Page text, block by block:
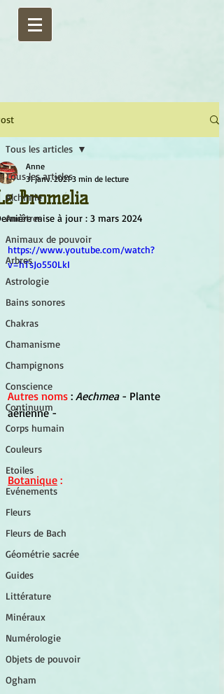
Tous les articles
Alchimie
Ancêtres
Animaux de pouvoir
Arbres
Astrologie
Bains sonores
Chakras
Chamanisme
Champignons
Conscience
Continuum
Corps humain
Couleurs
Etoiles
Evénements
Fleurs
Fleurs de Bach
Géométrie sacrée
Guides
Littérature
Minéraux
Numérologie
Objets de pouvoir
Ogham
Tous les articles
Bromélia
Anne
31 janv. 2021 3 min de lecture
mise à jour : 3 mars 2024
https://www.youtube.com/watch?
v=hTsJo550LkI
Autres noms : Aechmea - Plante
aérienne -
Botanique :